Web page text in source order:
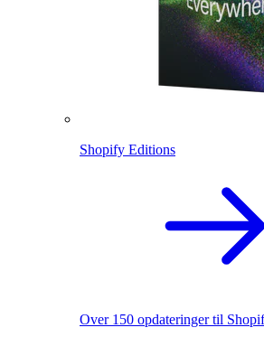
Shopify Editions
Over 150 opdateringer til